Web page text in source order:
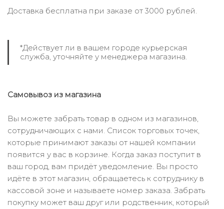
Доставка бесплатна при заказе от 3000 рублей.
*Действует ли в вашем городе курьерская
служба, уточняйте у менеджера магазина.
Самовывоз из магазина
Вы можете забрать товар в одном из магазинов,
сотрудничающих с нами. Список торговых точек,
которые принимают заказы от нашей компании
появится у вас в корзине. Когда заказ поступит в
ваш город, вам придёт уведомление. Вы просто
идёте в этот магазин, обращаетесь к сотруднику в
кассовой зоне и называете номер заказа. Забрать
покупку может ваш друг или родственник, который